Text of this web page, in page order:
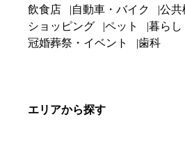
飲食店
自動車・バイク
公共
ショッピング
ペット
暮らし
冠婚葬祭・イベント
歯科
エリアから探す